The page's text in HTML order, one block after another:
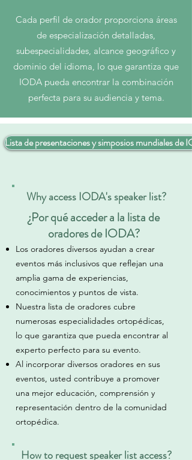
Cada perfil de orador proporciona áreas
de especialización detalladas,
subespecialidades, alcance geográfico y
dominio del idioma, lo que garantiza que
IODA pueda encontrar la combinación
perfecta para su audiencia y tema.
Lista de presentaciones y simposios mundiales de
Why access IODA's speaker list?
¿Por qué acceder a la lista de
oradores de IODA?
Los oradores diversos ayudan a crear
eventos más inclusivos que reflejan una
amplia gama de experiencias,
conocimientos y puntos de vista.
Nuestra lista de oradores cubre
numerosas especialidades ortopédicas,
lo que garantiza que pueda encontrar al
experto perfecto para su evento.
Al incorporar diversos oradores en sus
eventos, usted contribuye a promover
una mejor educación, comprensión y
representación dentro de la comunidad
ortopédica.
How to request speaker list access?